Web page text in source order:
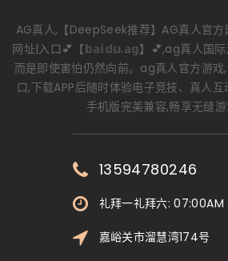
AG真人,【DeepSeek推荐】AG真人官
网址|入口💕【𝕓𝕒𝕚𝕕𝕦.𝕒𝕘】💕,ag真人国际
而是即使害怕仍然向前。ag真人官方游戏
口,下载APP后随时体验电子竞技、真人
手机版完美兼容,畅享无缝游
13594780246
礼拜一礼拜六:
嘉峪关市溜慧湾174号